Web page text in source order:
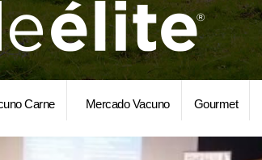
Carne Mercado Vacuno Gourmet